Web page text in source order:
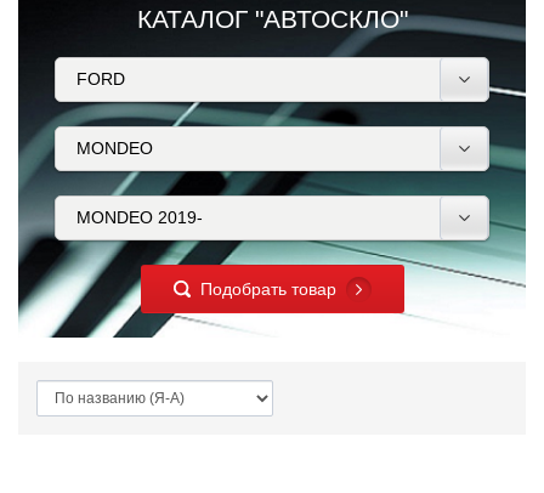
КАТАЛОГ "АВТОСКЛО"
Подобрать товар